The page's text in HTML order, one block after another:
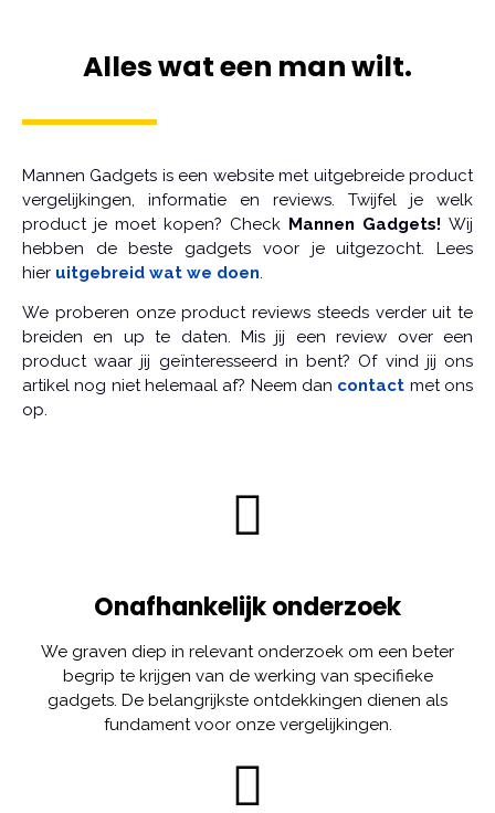
Alles wat een man wilt.
Mannen Gadgets is een website met uitgebreide product
vergelijkingen, informatie en reviews. Twijfel je welk
product je moet kopen? Check Mannen Gadgets! Wij
hebben de beste gadgets voor je uitgezocht. Lees
hier uitgebreid wat we doen.
We proberen onze product reviews steeds verder uit te
breiden en up te daten. Mis jij een review over een
product waar jij geïnteresseerd in bent? Of vind jij ons
artikel nog niet helemaal af? Neem dan contact met ons
op.
Onafhankelijk onderzoek
We graven diep in relevant onderzoek om een beter
begrip te krijgen van de werking van specifieke
gadgets. De belangrijkste ontdekkingen dienen als
fundament voor onze vergelijkingen.